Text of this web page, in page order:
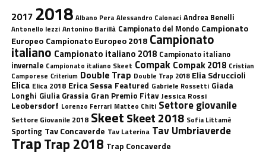
2017 2018 Albano Pera Alessandro Calonaci Andrea Benelli
Antonello Iezzi Antonino Barillà Campionato del Mondo Campionato
Europeo Campionato Europeo 2018 Campionato
italiano Campionato italiano 2018 Campionato italiano
invernale Campionato italiano Skeet Compak Compak 2018 Cristian
Camporese Criterium Double Trap Double Trap 2018 Elia Sdruccioli
Elica Elica 2018 Erica Sessa Featured Gabriele Rossetti Giada
Longhi Giulia Grassia Gran Premio Fitav Jessica Rossi
Leobersdorf Lorenzo Ferrari Matteo Chiti Settore giovanile
Settore Giovanile 2018 SkeetSkeet 2018 Sofia Littamè
Sporting Tav Concaverde Tav Laterina Tav Umbriaverde
TrapTrap 2018 Trap Concaverde